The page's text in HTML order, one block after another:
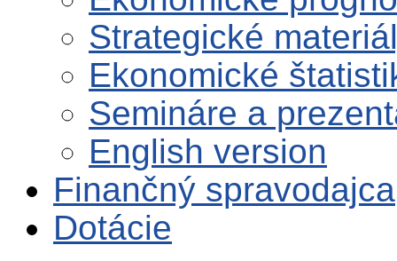
Strategické
Ekonomické
Semináre a
English version
Finančný spravodajca
Dotácie